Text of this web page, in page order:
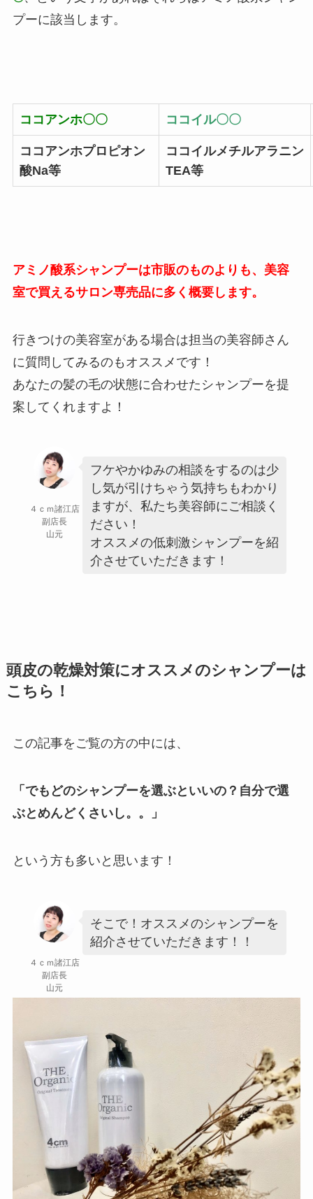
プーに該当します。
ココアンホ〇〇 ココイル〇〇
ココアンホプロピオン
酸Na等
ココイルメチルアラニン
TEA等
アミノ酸系シャンプーは市販のものよりも、美容
室で買えるサロン専売品に多く概要します。
行きつけの美容室がある場合は担当の美容師さん
に質問してみるのもオススメです！
あなたの髪の毛の状態に合わせたシャンプーを提
案してくれますよ！
４ｃｍ諸江店
副店長
山元
フケやかゆみの相談をするのは少
し気が引けちゃう気持ちもわかり
ますが、私たち美容師にご相談く
ださい！
オススメの低刺激シャンプーを紹
介させていただきます！
頭皮の乾燥対策にオススメのシャンプーは
こちら！
この記事をご覧の方の中には、
「でもどのシャンプーを選ぶといいの？自分で選
ぶとめんどくさいし。。」
という方も多いと思います！
４ｃｍ諸江店
副店長
山元
そこで！オススメのシャンプーを
紹介させていただきます！！